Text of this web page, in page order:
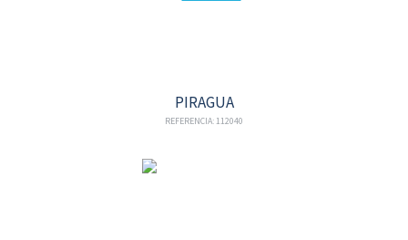
PIRAGUA
REFERENCIA: 112040